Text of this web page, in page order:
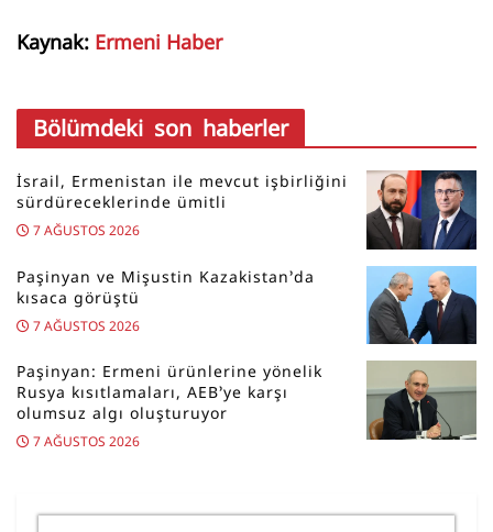
Kaynak: Ermeni Haber
Bölümdeki son haberler
İsrail, Ermenistan ile mevcut işbirliğini
sürdüreceklerinde ümitli
7 AĞUSTOS 2026
Paşinyan ve Mişustin Kazakistan’da
kısaca görüştü
7 AĞUSTOS 2026
Paşinyan: Ermeni ürünlerine yönelik
Rusya kısıtlamaları, AEB’ye karşı
olumsuz algı oluşturuyor
7 AĞUSTOS 2026